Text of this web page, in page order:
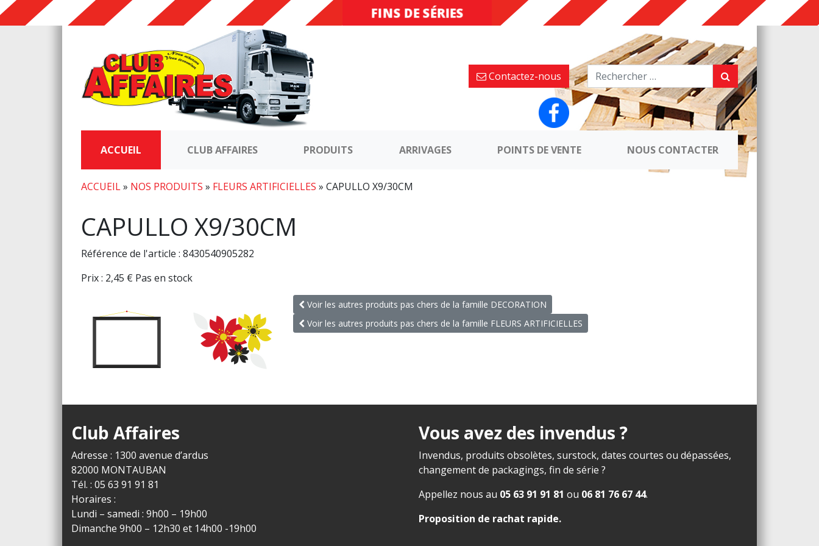
DESTOCKAGE
FINS DE SÉRIES
Contactez-nous
ACCUEIL CLUB AFFAIRES PRODUITS ARRIVAGES POINTS DE VENTE NOUS CONTACTER
ACCUEIL» NOS PRODUITS » FLEURS ARTIFICIELLES » CAPULLO X9/30CM
CAPULLO X9/30CM
Référence de l'article : 8430540905282
Prix : 2,45 € Pas en stock
Voir les autres produits pas chers de la famille DECORATION
Voir les autres produits pas chers de la famille FLEURS ARTIFICIELLES
Club Affaires
Adresse : 1300 avenue d’ardus
82000 MONTAUBAN
Tél. : 05 63 91 91 81
Horaires :
Lundi – samedi : 9h00 – 19h00
Dimanche 9h00 – 12h30 et 14h00 -19h00
Vous avez des invendus ?
Invendus, produits obsolètes, surstock, dates courtes ou dépassées,
changement de packagings, fin de série ?
Appellez nous au 05 63 91 91 81 ou 06 81 76 67 44.
Proposition de rachat rapide.